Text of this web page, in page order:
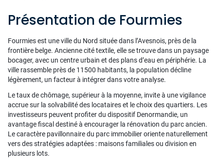
Présentation de Fourmies
Fourmies est une ville du Nord située dans l’Avesnois, près de la
frontière belge. Ancienne cité textile, elle se trouve dans un paysage
bocager, avec un centre urbain et des plans d’eau en périphérie. La
ville rassemble près de 11500 habitants, la population décline
légèrement, un facteur à intégrer dans votre analyse.
Le taux de chômage, supérieur à la moyenne, invite à une vigilance
accrue sur la solvabilité des locataires et le choix des quartiers. Les
investisseurs peuvent profiter du dispositif Denormandie, un
avantage fiscal destiné à encourager la rénovation du parc ancien.
Le caractère pavillonnaire du parc immobilier oriente naturellement
vers des stratégies adaptées : maisons familiales ou division en
plusieurs lots.